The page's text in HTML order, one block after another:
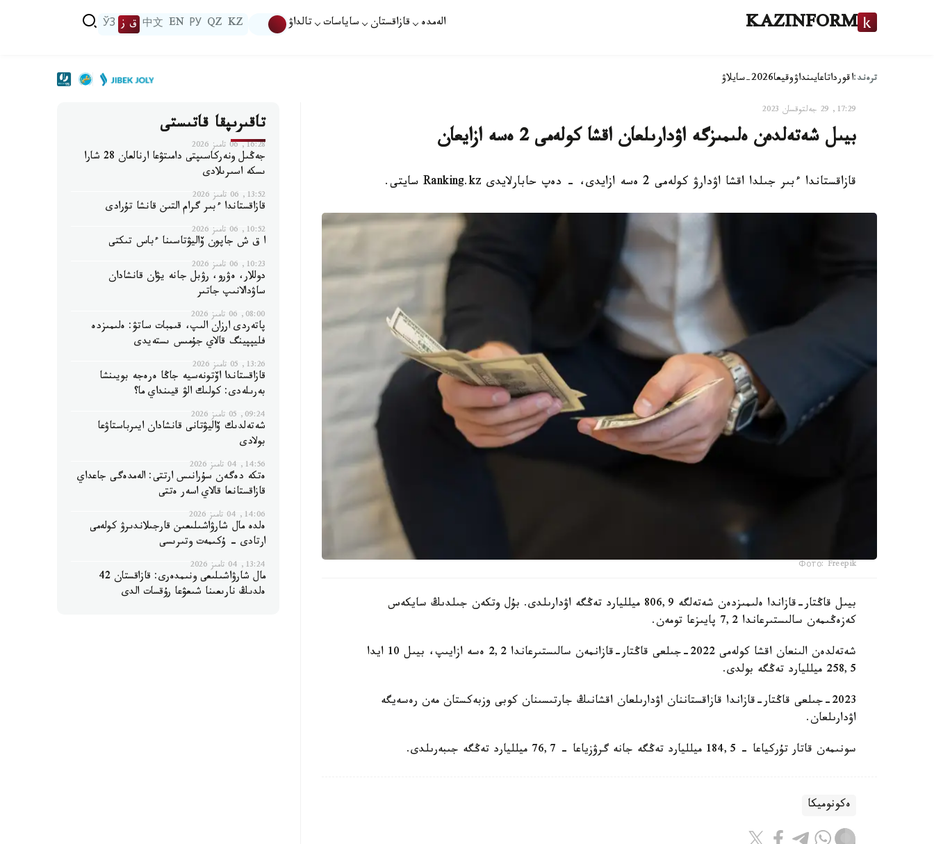
KAZINFORM الەمدە قازاقستان ساياسات تالداۋ KZ
QZ
РУ
EN
中文 ق ز ЎЗ
ترەند:اقورداتاعايىنداۋوقيعا2026-سايلاۋ
17:29, 29 جەلتوقسان 2023
بيىل شەتەلدەن ەلىمىزگە اۋدارىلعان اقشا كولەمى 2 ەسە ازايعان
قازاقستاندا ءبىر جىلدا اقشا اۋدارۋ كولەمى 2 ەسە ازايدى، - دەپ حابارلايدى Ranking.kz سايتى.
Фото: Freepik
بيىل قاڭتار-قازاندا ەلىمىزدەن شەتەلگە 806,9 ميلليارد تەڭگە اۋدارىلدى. بۇل وتكەن جىلدىڭ سايكەس
كەزەڭىمەن سالىستىرعاندا 7,2 پايىزعا تومەن.
شەتەلدەن الىنعان اقشا كولەمى 2022-جىلعى قاڭتار-قازانمەن سالىستىرعاندا 2,2 ەسە ازايىپ، بيىل 10 ايدا
258,5 ميلليارد تەڭگە بولدى.
2023-جىلعى قاڭتار-قازاندا قازاقستاننان اۋدارىلعان اقشانىڭ جارتىسىنان كوبى وزبەكستان مەن رەسەيگە
اۋدارىلعان.
سونىمەن قاتار تۇركياعا - 184,5 ميلليارد تەڭگە جانە گرۋزياعا - 76,7 ميلليارد تەڭگە جىبەرىلدى.
ەكونوميكا
تاقىرىپقا قاتىستى
16:28, 06 تامىز 2026
جەڭىل ونەركاسىپتى دامىتۋعا ارنالعان 28 شارا
ىسكە اسىرىلادى
13:52, 06 تامىز 2026
قازاقستاندا ءبىر گرام التىن قانشا تۇرادى
10:52, 06 تامىز 2026
ا ق ش جاپون ۆاليۋتاسىنا ءباس تىكتى
10:23, 06 تامىز 2026
دوللار، ەۋرو، رۋبل جانە يۋان قانشادان
ساۋدالانىپ جاتىر
08:00, 06 تامىز 2026
پاتەردى ارزان الىپ، قىمبات ساتۋ: ەلىمىزدە
فليپپينگ قالاي جۇمىس ىستەيدى
13:26, 05 تامىز 2026
قازاقستاندا اۆتونەسيە جاڭا ەرەجە بويىنشا
بەرىلەدى: كولىك الۋ قيىنداي ما؟
09:24, 05 تامىز 2026
شەتەلدىك ۆاليۋتانى قانشادان ايىرباستاۋعا
بولادى
14:56, 04 تامىز 2026
ەتكە دەگەن سۇرانىس ارتتى: الەمدەگى جاعداي
قازاقستانعا قالاي اسەر ەتتى
14:06, 04 تامىز 2026
ەلدە مال شارۋاشىلىعىن قارجىلاندىرۋ كولەمى
ارتادى - ۇكىمەت وتىرىسى
13:24, 04 تامىز 2026
مال شارۋاشىلىعى ونىمدەرى: قازاقستان 42
ەلدىڭ نارىعىنا شىعۋعا رۇقسات الدى